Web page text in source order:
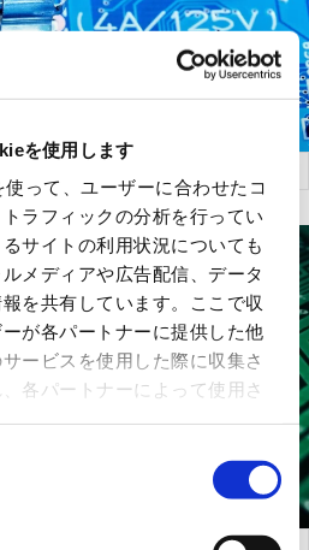
を使用します
って、ユーザーに合わせたコ
ラフィックの分析を行ってい
サイトの利用状況についても
メディアや広告配信、データ
を共有しています。ここで収
が各パートナーに提供した他
ービスを使用した際に収集さ
各パートナーによって使用さ
components.